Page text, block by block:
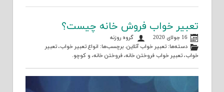
تعبیر خواب فروش خانه چیست؟
16 جولای 2020
گروه روزنه
دسته‌ها:تعبیر خواب آنلاین. برچسب‌ها: انواع تعبیر خواب،تعبیر
خواب، تعبیر خواب فروختن خانه، فروختن خانه، و کوچو.